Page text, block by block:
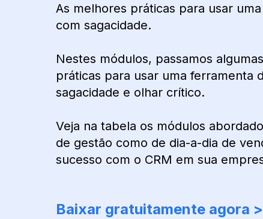
As melhores práticas para usar
com sagacidade.
Nestes módulos, passamos
práticas para usar uma ferramenta
sagacidade e olhar crítico.
Veja na tabela os módulos
de gestão como de dia-a-dia de
sucesso com o CRM em sua
Baixar gratuitamente agora >